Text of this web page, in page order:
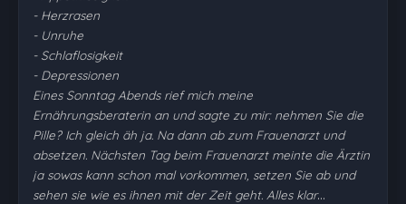
- Herzrasen
- Unruhe
- Schlaflosigkeit
- Depressionen
Eines Sonntag Abends rief mich meine
Ernährungsberaterin an und sagte zu mir: nehmen Sie die
Pille? Ich gleich äh ja. Na dann ab zum Frauenarzt und
absetzen. Nächsten Tag beim Frauenarzt meinte die Ärztin
ja sowas kann schon mal vorkommen, setzen Sie ab und
sehen sie wie es ihnen mit der Zeit geht. Alles klar…